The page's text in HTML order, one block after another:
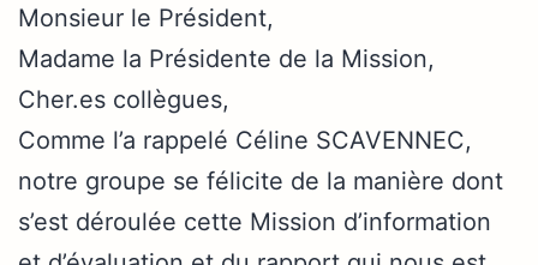
Monsieur le Président,
Madame la Présidente de la Mission,
Cher.es collègues,
Comme l’a rappelé Céline SCAVENNEC,
notre groupe se félicite de la manière dont
s’est déroulée cette Mission d’information